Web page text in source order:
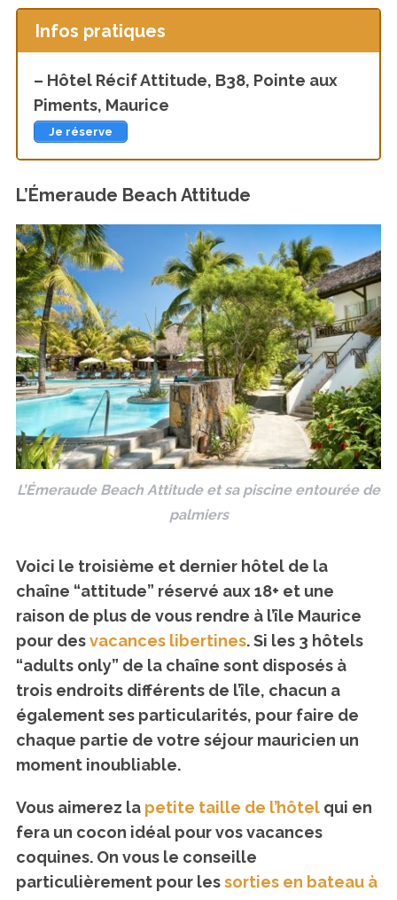
Infos pratiques
– Hôtel Récif Attitude, B38, Pointe aux
Piments, Maurice
Je réserve
L’Émeraude Beach Attitude
L’Émeraude Beach Attitude et sa piscine entourée de
palmiers
Voici le troisième et dernier hôtel de la
chaîne “attitude” réservé aux 18+ et une
raison de plus de vous rendre à l’île Maurice
pour desvacances libertines. Si les 3 hôtels
“adults only” de la chaîne sont disposés à
trois endroits différents de l’île, chacun a
également ses particularités, pour faire de
chaque partie de votre séjour mauricien un
moment inoubliable.
Vous aimerez la petite taille de l’hôtelqui en
fera un cocon idéal pour vos vacances
coquines. On vous le conseille
particulièrement pour lessorties en bateau à